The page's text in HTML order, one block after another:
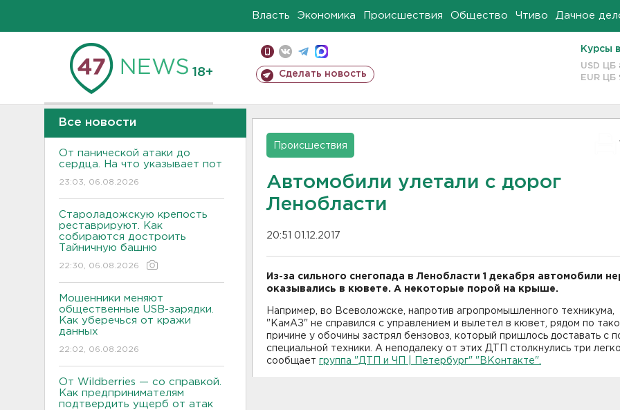
Власть Экономика Происшествия Общество Чтиво Дачное
18+ Сделать новость
Курсы
USD ЦБ
EUR ЦБ
Все новости
От панической атаки до
сердца. На что указывает пот
23:03, 06.08.2026
Староладожскую крепость
реставрируют. Как
собираются достроить
Тайничную башню
22:30, 06.08.2026
Мошенники меняют
общественные USB-зарядки.
Как уберечься от кражи
данных
22:02, 06.08.2026
От Wildberries — со справкой.
Как предпринимателям
подтвердить ущерб от атак
Происшествия
Автомобили улетали с дорог
Ленобласти
20:51 01.12.2017
Из-за сильного снегопада в Ленобласти 1 декабря автомобили
оказывались в кювете. А некоторые порой на крыше.
Например, во Всеволожске, напротив агропромышленного техникума,
"КамАЗ" не справился с управлением и вылетел в кювет, рядом по
причине у обочины застрял бензовоз, который пришлось доставать с
специальной техники. А неподалеку от этих ДТП столкнулись три
сообщает группа "ДТП и ЧП | Петербург" "ВКонтакте"